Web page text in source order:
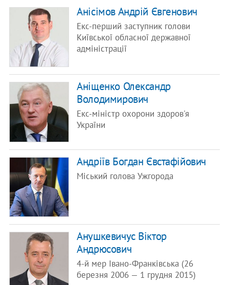
Анісімов Андрій Євгенович
Екс-перший заступник голови
Київської обласної державної
адміністрації
Аніщенко Олександр
Володимирович
Екс-міністр охорони здоров'я
України
Андріїв Богдан Євстафійович
Міський голова Ужгорода
Анушкевичус Віктор
Андрюсович
4-й мер Івано-Франківська (26
березня 2006 — 1 грудня 2015)